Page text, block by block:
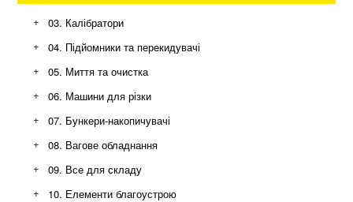
+
03. Калібратори
+
04. Підйомники та перекидувачі
+
05. Миття та очистка
+
06. Машини для різки
+
07. Бункери-накопичувачі
+
08. Вагове обладнання
+
09. Все для складу
+
10. Елементи благоустрою